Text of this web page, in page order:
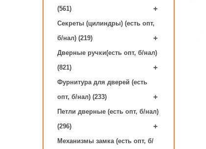
(561)
+
Секреты (цилиндры) (есть опт,
б/нал) (219)
+
Дверные ручки(есть опт, б/нал)
(821)
+
Фурнитура для дверей (есть
опт, б/нал) (233)
+
Петли дверные (есть опт, б/нал)
(296)
+
Механизмы замка (есть опт, б/